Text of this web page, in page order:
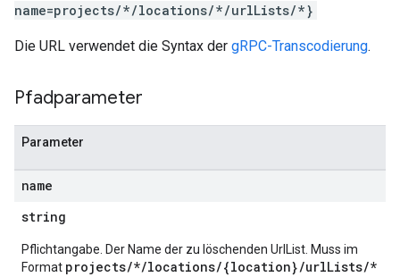
name=projects/*/locations/*/urlLists/*}
Die URL verwendet die Syntax der gRPC-Transcodierung.
Pfadparameter
Parameter
name
string
Pflichtangabe. Der Name der zu löschenden UrlList. Muss im
Format projects/*/locations/{location}/urlLists/*